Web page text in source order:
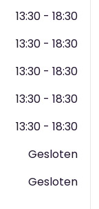
13:30 - 18:30
13:30 - 18:30
13:30 - 18:30
13:30 - 18:30
13:30 - 18:30
Gesloten
Gesloten